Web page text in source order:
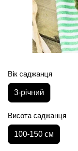
Вік саджанця
3-річний
Висота саджанця
100-150 см